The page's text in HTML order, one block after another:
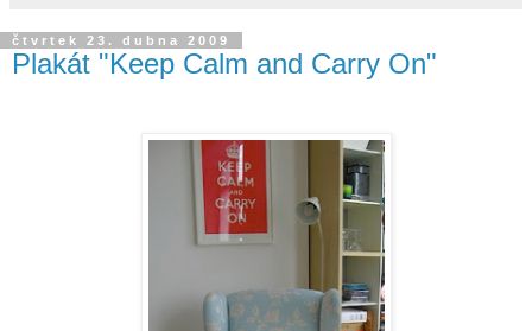
čtvrtek 23. dubna 2009
Plakát "Keep Calm and Carry On"